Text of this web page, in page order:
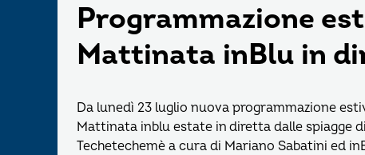
Programmazione
Mattinata inBlu in
Da lunedì 23 luglio nuova programmazione
Mattinata inblu estate in diretta dalle spiagge
Techetechemè a cura di Mariano Sabatini ed